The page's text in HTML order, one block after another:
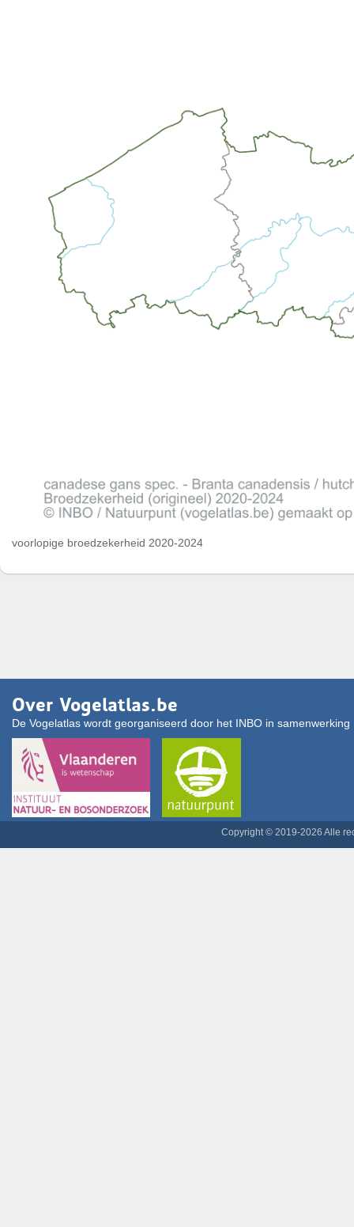
voorlopige broedzekerheid 2020-2024
Over Vogelatlas.be
De Vogelatlas wordt georganiseerd door het INBO in
Copyright © 2019-2026 Alle